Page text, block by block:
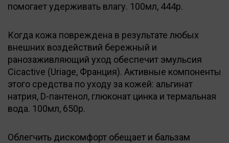
помогает удерживать влагу. 100мл, 444р.
Когда кожа повреждена в результате любых
внешних воздействий бережный и
ранозаживляющий уход обеспечит эмульсия
Cicactive (Uriage, Франция). Активные компоненты
этого средства по уходу за кожей: альгинат
натрия, D-пантенол, глюконат цинка и термальная
вода. 100мл, 650р.
Облегчить дискомфорт обещает и бальзам